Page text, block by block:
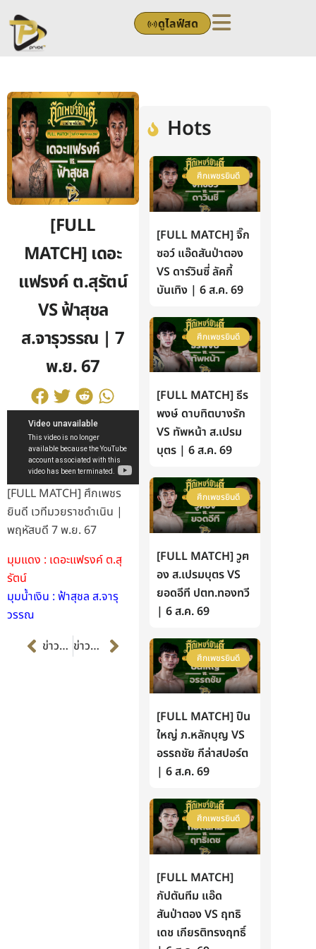
to
content
ดูไลฟ์สด
[FULL
MATCH] เดอะ
แฟรงค์ ต.สุรัตน์
VS ฟ้าสุชล
ส.จารุวรรณ | 7
พ.ย. 67
[FULL MATCH] ศึกเพชร
ยินดี เวทีมวยราชดำเนิน |
พฤหัสบดี 7 พ.ย. 67
มุมแดง : เดอะแฟรงค์ ต.สุ
รัตน์
มุมน้ำเงิน : ฟ้าสุชล ส.จารุ
วรรณ
Prevข่าวก่อนหน้า ข่าวต่อไป Next
Hots
ศึกเพชรยินดี
[FULL MATCH] จิ๊ก
ซอว์ แอ๊ดสันป่าตอง
VS ดาร์วินซี่ ลัคกี้
บันเทิง | 6 ส.ค. 69
ศึกเพชรยินดี
[FULL MATCH] ธีร
พงษ์ ดาบทิตบางรัก
VS ทัพหน้า ส.เปรม
บุตร | 6 ส.ค. 69
ศึกเพชรยินดี
[FULL MATCH] วูฅ
อง ส.เปรมบุตร VS
ยอดอีที ปตท.ทองทวี
| 6 ส.ค. 69
ศึกเพชรยินดี
[FULL MATCH] ปืน
ใหญ่ ภ.หลักบุญ VS
อรรถชัย กีล่าสปอร์ต
| 6 ส.ค. 69
ศึกเพชรยินดี
[FULL MATCH]
กัปตันทีม แอ๊ด
สันป่าตอง VS ฤทธิ
เดช เกียรติทรงฤทธิ์